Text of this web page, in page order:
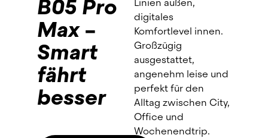
Individuell beraten lassen, die
passenden E-Fahrzeuge auswählen
und ein unverbindliches Angebot
erhalten.
Vertrag mit einem Click bestätigen,
Übergabetermin vereinbaren und
starten.
B05 Pro
Max –
Smart
fährt
besser
Linien außen,
digitales
Komfortlevel innen.
Großzügig
ausgestattet,
angenehm leise und
perfekt für den
Alltag zwischen City,
Office und
Wochenendtrip.